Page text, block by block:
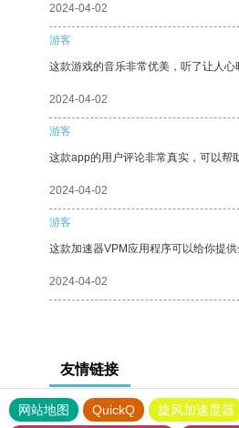
2024-04-02
游客
这款游戏的音乐非常优美，听了让人心
2024-04-02
游客
这款app的用户评论非常真实，可以帮
2024-04-02
游客
这款加速器VPM应用程序可以给你提
2024-04-02
友情链接
网站地图 QuickQ 旋风加速度器